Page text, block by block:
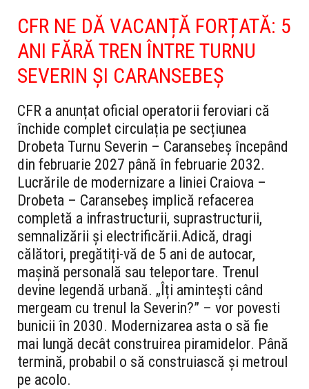
CFR NE DĂ VACANȚĂ FORȚATĂ: 5
ANI FĂRĂ TREN ÎNTRE TURNU
SEVERIN ȘI CARANSEBEȘ
CFR a anunțat oficial operatorii feroviari că
închide complet circulația pe secțiunea
Drobeta Turnu Severin – Caransebeș începând
din februarie 2027 până în februarie 2032.
Lucrările de modernizare a liniei Craiova –
Drobeta – Caransebeș implică refacerea
completă a infrastructurii, suprastructurii,
semnalizării și electrificării.Adică, dragi
călători, pregătiți-vă de 5 ani de autocar,
mașină personală sau teleportare. Trenul
devine legendă urbană. „Îți amintești când
mergeam cu trenul la Severin?” – vor povesti
bunicii în 2030. Modernizarea asta o să fie
mai lungă decât construirea piramidelor. Până
termină, probabil o să construiască și metroul
pe acolo.